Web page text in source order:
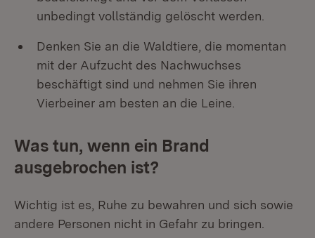
unbedingt vollständig gelöscht werden.
Denken Sie an die Waldtiere, die momentan
mit der Aufzucht des Nachwuchses
beschäftigt sind und nehmen Sie ihren
Vierbeiner am besten an die Leine.
Was tun, wenn ein Brand
ausgebrochen ist?
Wichtig ist es, Ruhe zu bewahren und sich sowie
andere Personen nicht in Gefahr zu bringen.